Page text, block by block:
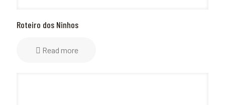
Roteiro dos Ninhos
Read more